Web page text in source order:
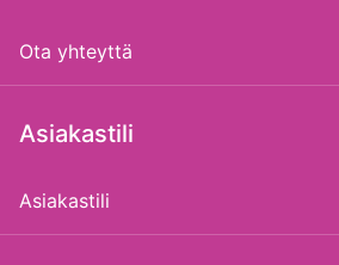
Ota yhteyttä
Asiakastili
Asiakastili